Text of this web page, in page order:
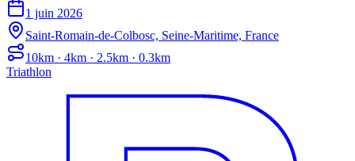
1 juin 2026
Saint-Romain-de-Colbosc, Seine-Maritime, France
10km · 4km · 2.5km · 0.3km
Triathlon